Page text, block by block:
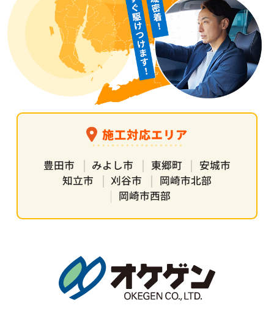
施工対応エリア
豊田市 みよし市 東郷町
安城市
知立市
刈谷市
岡崎市北部
岡崎市西部